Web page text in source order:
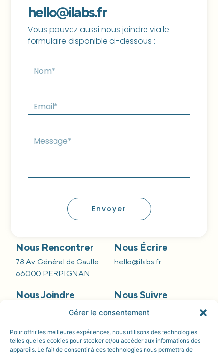
Gérer le consentement
Pour offrir les meilleures expériences, nous utilisons des technologies
telles que les cookies pour stocker et/ou accéder aux informations des
appareils. Le fait de consentir à ces technologies nous permettra de
hello@ilabs.fr
Vous pouvez aussi nous joindre via le
formulaire disponible ci-dessous :
Envoyer
Nous Rencontrer
78 Av. Général de Gaulle
66000 PERPIGNAN
Nous Écrire
hello@ilabs.fr
Nous Joindre Nous Suivre